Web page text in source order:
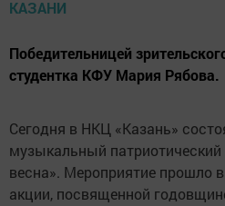
Победительницей
студентка КФУ Мария Рябова.
Сегодня в НКЦ «Казань»
музыкальный
весна». Мероприятие прошло
акции, посвященной